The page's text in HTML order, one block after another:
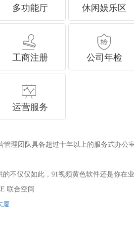
多功能厅 休闲娱乐区
工商注册 公司年检
运营服务
理团队具备超过十年以上的服务式办公室
供的不仅仅如此，91视频黄色软件还是你在
联合空间
厦